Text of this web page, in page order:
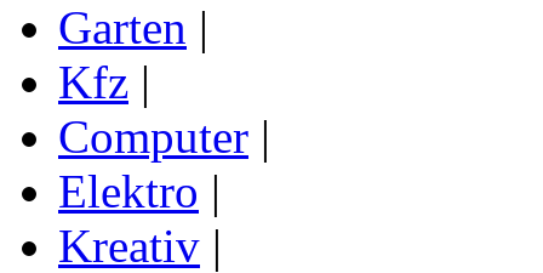
Garten |
Kfz |
Computer |
Elektro |
Kreativ |